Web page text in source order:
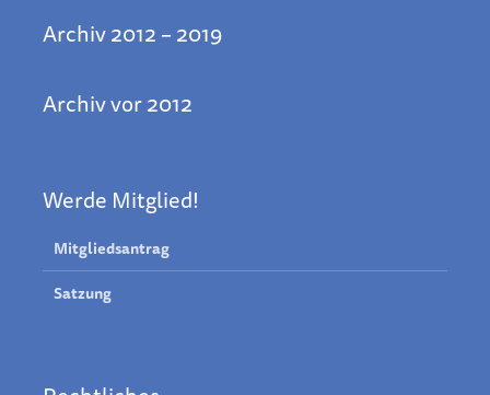
Archiv 2012 – 2019
Archiv vor 2012
Werde Mitglied!
Mitgliedsantrag
Satzung